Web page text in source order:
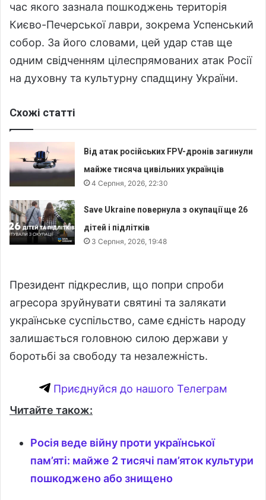
час якого зазнала пошкоджень територія
Києво-Печерської лаври, зокрема Успенський
собор. За його словами, цей удар став ще
одним свідченням цілеспрямованих атак Росії
на духовну та культурну спадщину України.
Схожі статті
Від атак російських FPV-дронів загинули
майже тисяча цивільних українців
4 Серпня, 2026, 22:30
Save Ukraine повернула з окупації ще 26
дітей і підлітків
3 Серпня, 2026, 19:48
Президент підкреслив, що попри спроби
агресора зруйнувати святині та залякати
українське суспільство, саме єдність народу
залишається головною силою держави у
боротьбі за свободу та незалежність.
Приєднуйся до нашого Телеграм
Читайте також:
Росія веде війну проти української
пам’яті: майже 2 тисячі пам’яток культури
пошкоджено або знищено